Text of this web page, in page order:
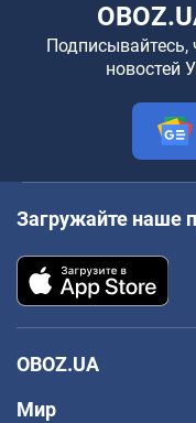
новостей
Загружайте наше
OBOZ.UA
Мир